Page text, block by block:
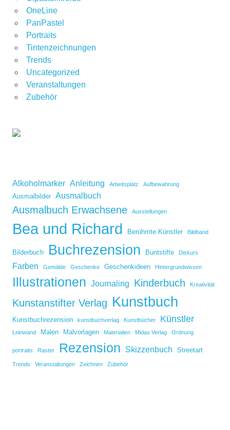
OneLine
PanPastel
Portraits
Tintenzeichnungen
Trends
Uncategorized
Veranstaltungen
Zubehör
Alkoholmarker Anleitung Arbeitsplatz Aufbewahrung
Ausmalbilder Ausmalbuch
Ausmalbuch Erwachsene Ausstellungen
Bea und Richard Berühmte Künstler Bildband
Bilderbuch Buchrezension Buntstifte Diskurs
Farben Gemälde Geschenke Geschenkideen Hintergrundwissen
Illustrationen Journaling Kinderbuch Kreativität
Kunstanstifter Verlag Kunstbuch
Kunstbuchrezension kunstbuchverlag Kunstbücher Künstler
Leinwand Malen Malvorlagen Materialien Midas Verlag Ordnung
portraits Raster Rezension Skizzenbuch Streetart
Trends Veranstaltungen Zeichnen Zubehör